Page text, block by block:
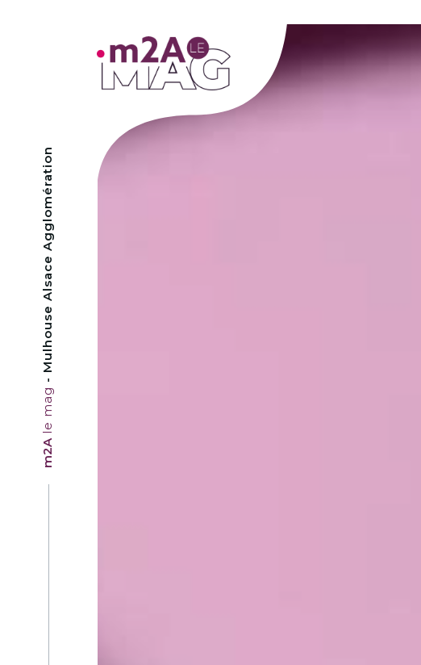
m2A
le mag
- Mulhouse Alsace Agglomération